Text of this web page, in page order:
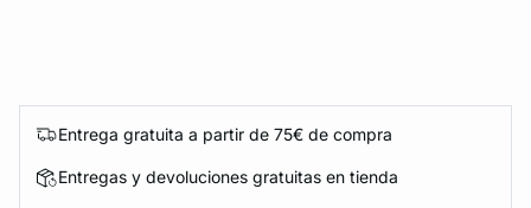
Entrega gratuita a partir de 75€ de compra
Entregas y devoluciones gratuitas en tienda